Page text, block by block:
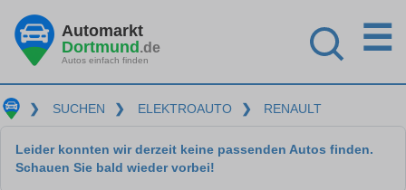
Automarkt
Dortmund.de
Autos einfach finden
☰
❯ SUCHEN ❯ ELEKTROAUTO ❯ RENAULT
Leider konnten wir derzeit keine passenden Autos finden.
Schauen Sie bald wieder vorbei!